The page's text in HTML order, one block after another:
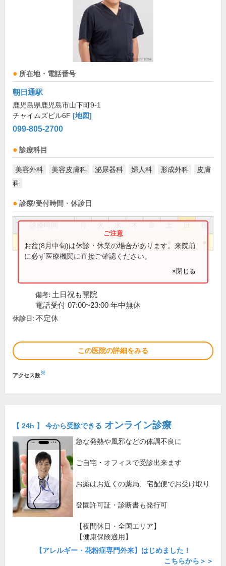
所在地・電話番号
朝日通駅
鹿児島県鹿児島市山下町9-1
チャイムズビル6F [地図]
099-805-2700
診療科目
美容外科 美容皮膚科 泌尿器科 婦人科 形成外科
皮膚
科
診療/受付時間・休診日
祝
9:30～18:00 ● ● ● ● ● ●
お盆(8月中旬)は休診・休業の場合があります。来院前
に必ず医療機関に直接ご確認ください。
×閉じる
備考: 土日祝も開院
電話受付 07:00~23:00 年中無休
休診日: 不定休
この医院の詳細をみる
アクセス数※
【 24h 】 今から受診できる オンライン診療
急な発熱や風邪などの体調不良に
ご自宅・オフィスで受診出来ます
お薬はお近くの薬局、宅配便でお受け取り
登園許可証・診断書も発行可
【夜間休日・全国エリア】
【健康保険適用】
【アレルギー・花粉症専門外来】はじめました！
こちらから＞＞